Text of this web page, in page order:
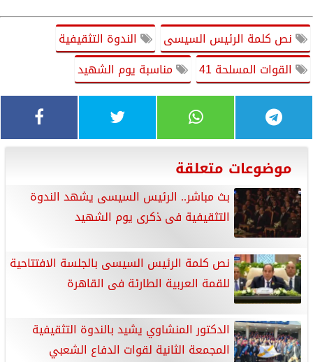
نص كلمة الرئيس السيسى
الندوة التثقيفية
القوات المسلحة 41
مناسبة يوم الشهيد
موضوعات متعلقة
بث مباشر.. الرئيس السيسى يشهد الندوة
التثقيفية فى ذكرى يوم الشهيد
نص كلمة الرئيس السيسى بالجلسة الافتتاحية
للقمة العربية الطارئة فى القاهرة
الدكتور المنشاوي يشيد بالندوة التثقيفية
المجمعة الثانية لقوات الدفاع الشعبي